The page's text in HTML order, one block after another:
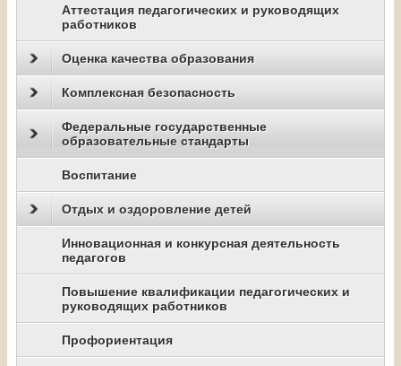
Аттестация педагогических и руководящих
работников
Оценка качества образования
Комплексная безопасность
Федеральные государственные
образовательные стандарты
Воспитание
Отдых и оздоровление детей
Инновационная и конкурсная деятельность
педагогов
Повышение квалификации педагогических и
руководящих работников
Профориентация